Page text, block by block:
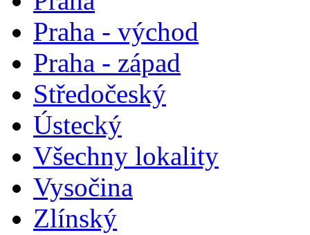
Praha - východ
Praha - západ
Středočeský
Ústecký
Všechny lokality
Vysočina
Zlínský